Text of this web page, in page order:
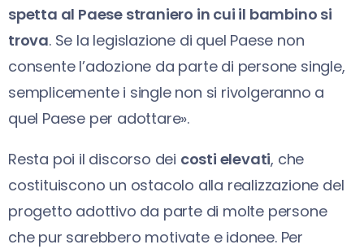
spetta al Paese straniero in cui il bambino si
trova. Se la legislazione di quel Paese non
consente l’adozione da parte di persone single,
semplicemente i single non si rivolgeranno a
quel Paese per adottare».
Resta poi il discorso dei costi elevati, che
costituiscono un ostacolo alla realizzazione del
progetto adottivo da parte di molte persone
che pur sarebbero motivate e idonee. Per